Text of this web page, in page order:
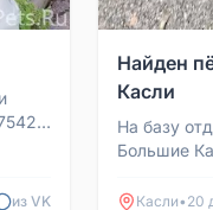
из VK
Найден
Касли
На базу
Большие
адресника,
Касли• 20